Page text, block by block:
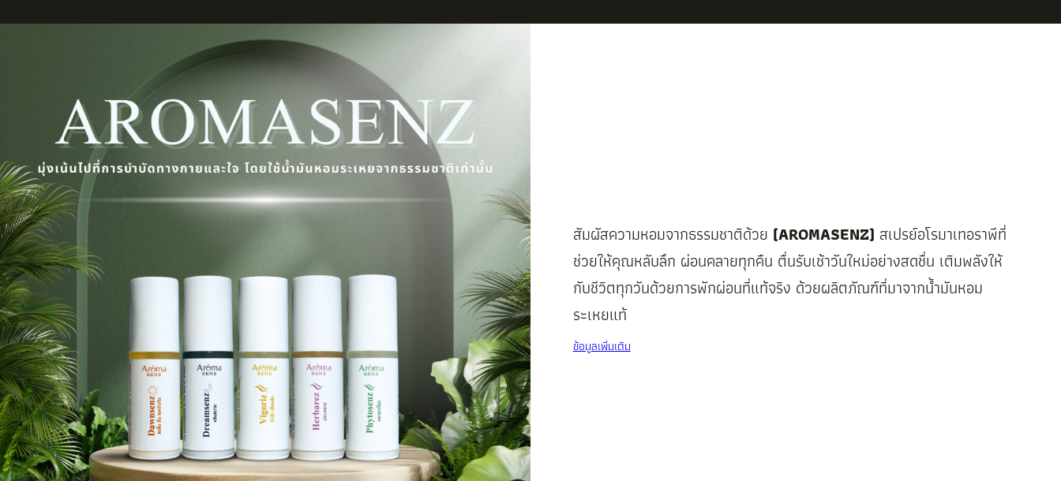
‎‎ㅤㅤสัมผัสความหอมจากธรรมชาติด้วย (AROMASENZ) สเปรย์อโรมาเทอราพีที่
ช่วยให้คุณหลับลึก ผ่อนคลายทุกคืน ตื่นรับเช้าวันใหม่อย่างสดชื่น เติมพลังให้
กับชีวิตทุกวันด้วยการพักผ่อนที่แท้จริง ด้วยผลิตภัณฑ์ที่มาจากน้ำมันหอม
ระเหยแท้
ข้อมูลเพิ่มเติม